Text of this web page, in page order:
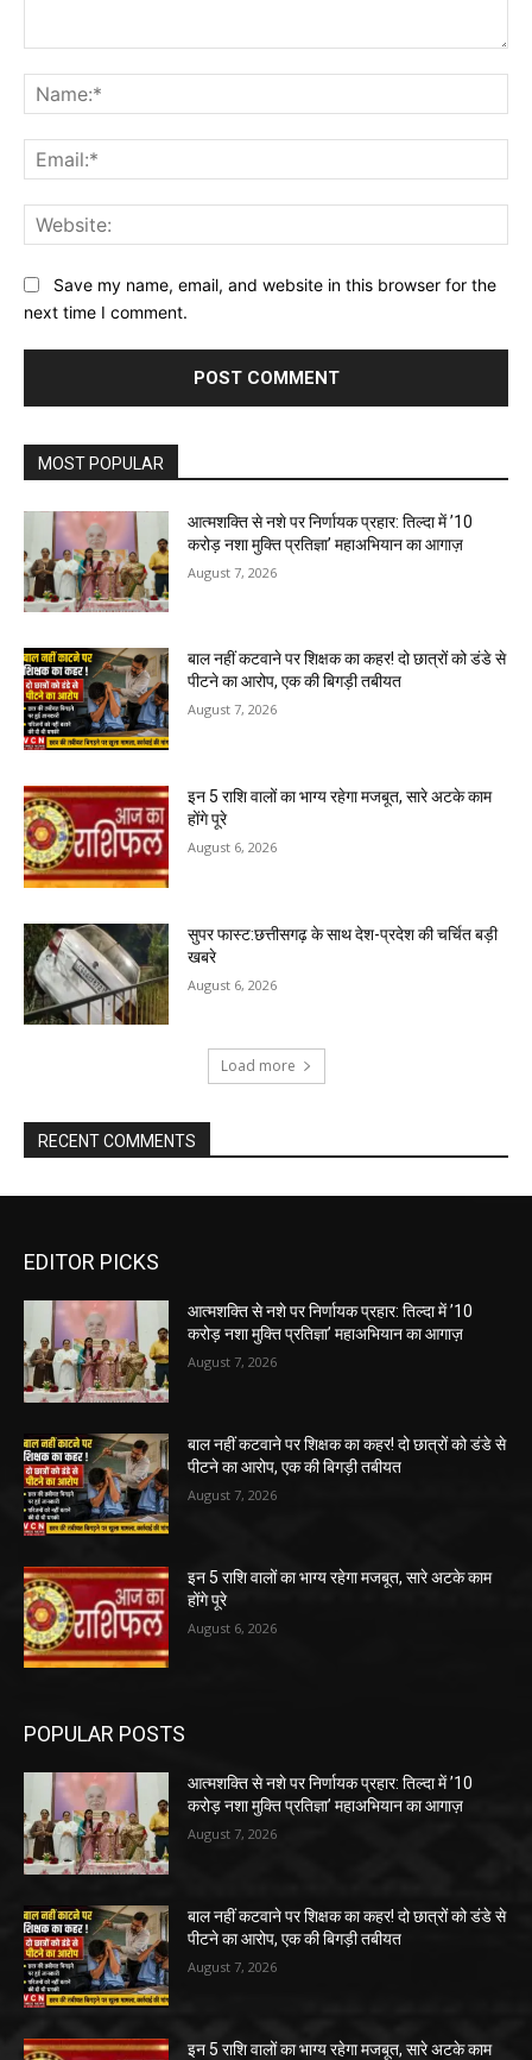
Save my name, email, and website in this browser for the
next time I comment.
MOST POPULAR
आत्मशक्ति से नशे पर निर्णायक प्रहार: तिल्दा में ’10
करोड़ नशा मुक्ति प्रतिज्ञा’ महाअभियान का आगाज़
August 7, 2026
बाल नहीं कटवाने पर शिक्षक का कहर! दो छात्रों को डंडे से
पीटने का आरोप, एक की बिगड़ी तबीयत
August 7, 2026
इन 5 राशि वालों का भाग्य रहेगा मजबूत, सारे अटके काम
होंगे पूरे
August 6, 2026
सुपर फास्ट:छत्तीसगढ़ के साथ देश-प्रदेश की चर्चित बड़ी
खबरे
August 6, 2026
Load more
RECENT COMMENTS
EDITOR PICKS
आत्मशक्ति से नशे पर निर्णायक प्रहार: तिल्दा में ’10
करोड़ नशा मुक्ति प्रतिज्ञा’ महाअभियान का आगाज़
August 7, 2026
बाल नहीं कटवाने पर शिक्षक का कहर! दो छात्रों को डंडे से
पीटने का आरोप, एक की बिगड़ी तबीयत
August 7, 2026
इन 5 राशि वालों का भाग्य रहेगा मजबूत, सारे अटके काम
होंगे पूरे
August 6, 2026
POPULAR POSTS
आत्मशक्ति से नशे पर निर्णायक प्रहार: तिल्दा में ’10
करोड़ नशा मुक्ति प्रतिज्ञा’ महाअभियान का आगाज़
August 7, 2026
बाल नहीं कटवाने पर शिक्षक का कहर! दो छात्रों को डंडे से
पीटने का आरोप, एक की बिगड़ी तबीयत
August 7, 2026
इन 5 राशि वालों का भाग्य रहेगा मजबूत, सारे अटके काम